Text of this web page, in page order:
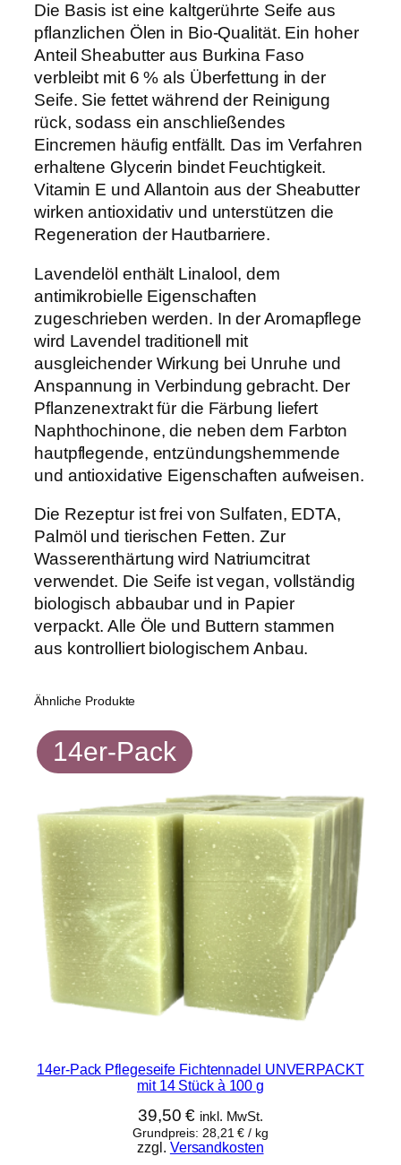
B
i
o
-
S
h
e
a
b
u
t
t
0
0
g
M
g
e
Die Basis ist eine kaltgerührte Seife aus
pflanzlichen Ölen in Bio-Qualität. Ein hoher
Anteil Sheabutter aus Burkina Faso
verbleibt mit 6 % als Überfettung in der
Seife. Sie fettet während der Reinigung
rück, sodass ein anschließendes
Eincremen häufig entfällt. Das im Verfahren
erhaltene Glycerin bindet Feuchtigkeit.
Vitamin E und Allantoin aus der Sheabutter
wirken antioxidativ und unterstützen die
Regeneration der Hautbarriere.
Lavendelöl enthält Linalool, dem
antimikrobielle Eigenschaften
zugeschrieben werden. In der Aromapflege
wird Lavendel traditionell mit
ausgleichender Wirkung bei Unruhe und
Anspannung in Verbindung gebracht. Der
Pflanzenextrakt für die Färbung liefert
Naphthochinone, die neben dem Farbton
hautpflegende, entzündungshemmende
und antioxidative Eigenschaften aufweisen.
Die Rezeptur ist frei von Sulfaten, EDTA,
Palmöl und tierischen Fetten. Zur
Wasserenthärtung wird Natriumcitrat
verwendet. Die Seife ist vegan, vollständig
biologisch abbaubar und in Papier
verpackt. Alle Öle und Buttern stammen
aus kontrolliert biologischem Anbau.
Ähnliche Produkte
14er-Pack
14er-Pack Pflegeseife Fichtennadel UNVERPACKT
mit 14 Stück à 100 g
39,50€ inkl. MwSt.
Grundpreis: 28,21€ / kg
zzgl. Versandkosten